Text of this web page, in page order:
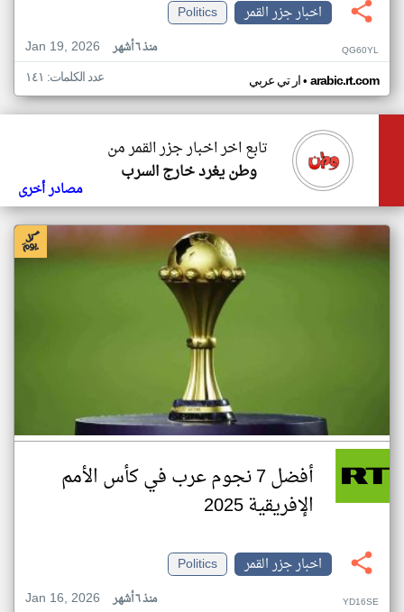
اخبار جزر القمر
Politics
Jan 19, 2026
منذ ٦ أشهر QG60YL
ار تي عربي• arabic.rt.com عدد الكلمات: ١٤١
تابع اخر اخبار جزر القمر من
وطن يغرد خارج السرب
مصادر أخرى
أفضل 7 نجوم عرب في كأس الأمم
الإفريقية 2025
اخبار جزر القمر
Politics
Jan 16, 2026
منذ ٦ أشهر YD16SE